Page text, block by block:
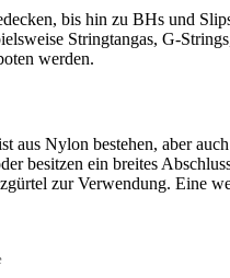
bis hin zu BHs und
Stringtangas, G-
werden.
Nylon bestehen, aber
besitzen ein breites
zur Verwendung. Eine